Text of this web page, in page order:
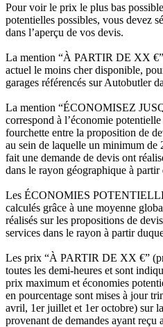
Pour voir le prix le plus bas
potentielles possibles, vous devez
dans l’aperçu de vos devis.
La mention “À PARTIR DE XX
actuel le moins cher disponible,
garages référencés sur Autobutler
La mention “ÉCONOMISEZ
correspond à l’économie
fourchette entre la proposition de
au sein de laquelle un minimum de
fait une demande de devis ont
dans le rayon géographique à
Les ÉCONOMIES
calculés grâce à une moyenne
réalisés sur les propositions de
services dans le rayon à partir
Les prix “À PARTIR DE XX €”
toutes les demi-heures et sont
prix maximum et économies
en pourcentage sont mises à jour
avril, 1er juillet et 1er octobre) sur
provenant de demandes ayant reçu